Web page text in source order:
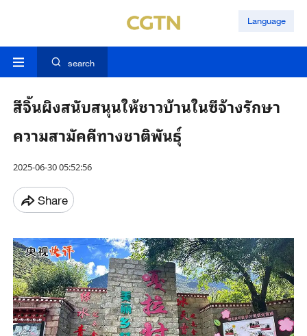
Language
search
สีจิ้นผิงสนับสนุนให้ชาวบ้านในซีจ้างรักษา
ความสามัคคีทางชาติพันธุ์
2025-06-30 05:52:56
Share